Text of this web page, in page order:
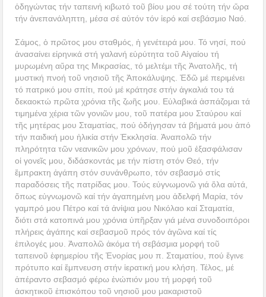
ὁδηγώντας τήν ταπεινή κιβωτό τοῦ βίου μου σέ τούτη τήν ὥρα
τήν ἀνεπανάληπτη, μέσα σέ αὐτόν τόν ἱερό καί σεβάσμιο Ναό.
Σάμος, ὁ πρῶτος μου σταθμός, ἡ γενέτειρά μου. Τό νησί, πού
ἀνασαίνει εἰρηνικά στή γαλανή εὑρύτητα τοῦ Αἰγαίου τή
μυρωμένη αὔρα της Μικρασίας, τό μελτέμι τῆς Ἀνατολῆς, τή
μυστική πνοή τοῦ νησιοῦ τῆς Ἀποκάλυψης. Ἐδῶ μέ περιμένει
τό πατρικό μου σπίτι, πού μέ κράτησε στήν ἀγκαλιά του τά
δεκαοκτώ πρῶτα χρόνια τῆς ζωῆς μου. Εὐλαβικά ἀσπάζομαι τά
τιμημένα χέρια τῶν γονιῶν μου, τοῦ πατέρα μου Σταύρου καί
τῆς μητέρας μου Σταματίας, πού ὁδήγησαν τά βήματά μου ἀπό
τήν παιδική μου ἡλικία στήν Ἐκκλησία. Ἀναπολῶ τήν
πληρότητα τῶν νεανικῶν μου χρόνων, πού μοῦ ἐξασφάλισαν
οἱ γονεῖς μου, διδάσκοντάς με τήν πίστη στόν Θεό, τήν
ἔμπρακτη ἀγάπη στόν συνάνθρωπο, τόν σεβασμό στίς
παραδόσεις τῆς πατρίδας μου. Τούς εὐγνωμονῶ γιά ὅλα αὐτά,
ὅπως εὐγνωμονῶ καί τήν ἀγαπημένη μου ἀδελφή Μαρία, τόν
γαμπρό μου Πέτρο καί τά ἀνίψια μου Νικόλαο καί Σταματία,
διότι στά κατοπινά μου χρόνια ὑπῆρξαν γιά μένα συνοδοιπόροι
πλήρεις ἀγάπης καί σεβασμοῦ πρός τόν ἀγῶνα καί τίς
ἐπιλογές μου. Ἀναπολῶ ἀκόμα τή σεβάσμια μορφή τοῦ
ταπεινοῦ ἐφημερίου τῆς Ἐνορίας μου π. Σταματίου, πού ἔγινε
πρότυπο καί ἔμπνευση στήν ἱερατική μου κλήση. Τέλος, μέ
ἀπέραντο σεβασμό φέρω ἐνώπιόν μου τή μορφή τοῦ
ἀσκητικοῦ ἐπισκόπου τοῦ νησιοῦ μου μακαριστοῦ